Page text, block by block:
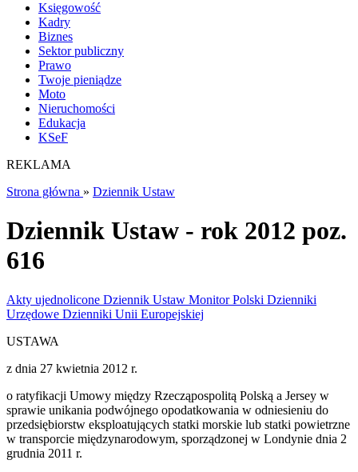
Księgowość
Kadry
Biznes
Sektor publiczny
Prawo
Twoje pieniądze
Moto
Nieruchomości
Edukacja
KSeF
REKLAMA
Strona główna » Dziennik Ustaw
Dziennik Ustaw - rok 2012 poz.
616
Akty ujednolicone Dziennik Ustaw Monitor Polski Dzienniki
Urzędowe Dzienniki Unii Europejskiej
USTAWA
z dnia 27 kwietnia 2012 r.
o ratyfikacji Umowy między Rzecząpospolitą Polską a Jersey w
sprawie unikania podwójnego opodatkowania w odniesieniu do
przedsiębiorstw eksploatujących statki morskie lub statki powietrzne
w transporcie międzynarodowym, sporządzonej w Londynie dnia 2
grudnia 2011 r.